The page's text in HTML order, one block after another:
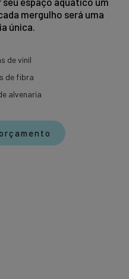
mergulho será uma
única.
de vinil
de fibra
alvenaria